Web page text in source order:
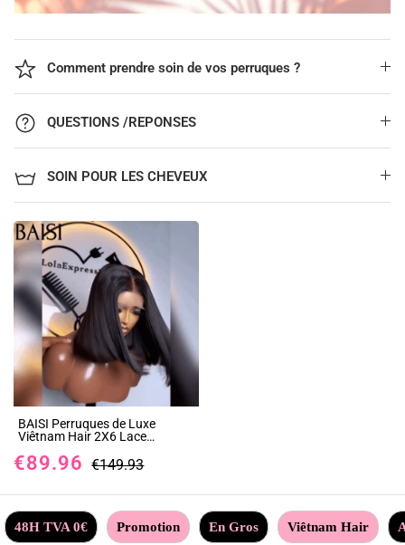
Comment prendre soin de vos perruques ?
QUESTIONS /REPONSES
SOIN POUR LES CHEVEUX
BAISI Perruques de Luxe
Viêtnam Hair 2X6 Lace
100% Cheveux Humains
Vietnam Hair 300% densité
€89.96 €149.93
48H TVA 0€ Promotion En Gros Viêtnam Hair